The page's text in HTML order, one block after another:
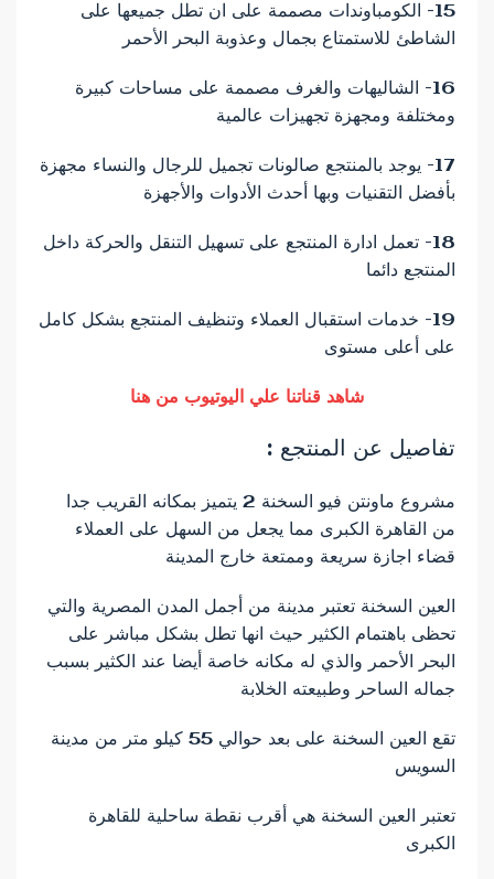
15- الكومباوندات مصممة على ان تطل جميعها على
الشاطئ للاستمتاع بجمال وعذوبة البحر الأحمر
16- الشاليهات والغرف مصممة على مساحات كبيرة
ومختلفة ومجهزة تجهيزات عالمية
17- يوجد بالمنتجع صالونات تجميل للرجال والنساء مجهزة
بأفضل التقنيات وبها أحدث الأدوات والأجهزة
18- تعمل ادارة المنتجع على تسهيل التنقل والحركة داخل
المنتجع دائما
19- خدمات استقبال العملاء وتنظيف المنتجع بشكل كامل
على أعلى مستوى
شاهد قناتنا علي اليوتيوب من هنا
تفاصيل عن المنتجع :
مشروع ماونتن فيو السخنة 2 يتميز بمكانه القريب جدا
من القاهرة الكبرى مما يجعل من السهل على العملاء
قضاء اجازة سريعة وممتعة خارج المدينة
العين السخنة تعتبر مدينة من أجمل المدن المصرية والتي
تحظى باهتمام الكثير حيث انها تطل بشكل مباشر على
البحر الأحمر والذي له مكانه خاصة أيضا عند الكثير بسبب
جماله الساحر وطبيعته الخلابة
تقع العين السخنة على بعد حوالي 55 كيلو متر من مدينة
السويس
تعتبر العين السخنة هي أقرب نقطة ساحلية للقاهرة
الكبرى